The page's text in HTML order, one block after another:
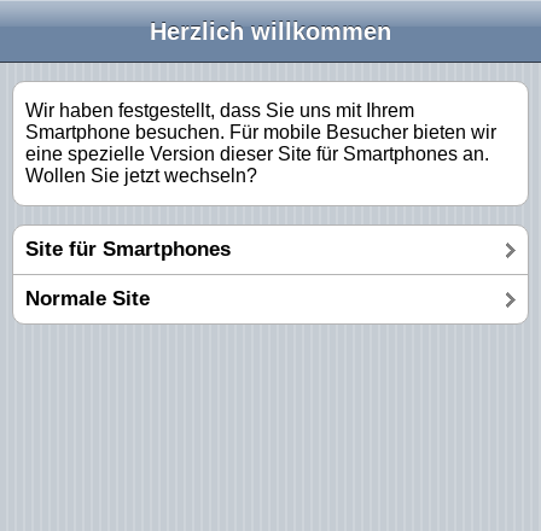
Herzlich willkommen
Wir haben festgestellt, dass Sie uns mit Ihrem
Smartphone besuchen. Für mobile Besucher bieten wir
eine spezielle Version dieser Site für Smartphones an.
Wollen Sie jetzt wechseln?
Site für Smartphones
Normale Site